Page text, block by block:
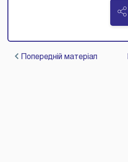
Попередній матеріал